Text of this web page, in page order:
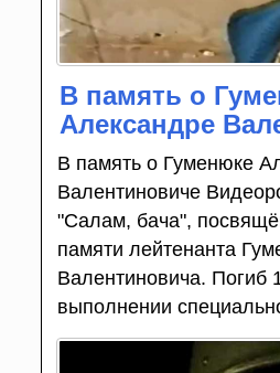
В память о
Александре
В память о Гуменюке
Валентиновиче
"Салам, бача",
памяти лейтенанта
Валентиновича. Погиб
выполнении